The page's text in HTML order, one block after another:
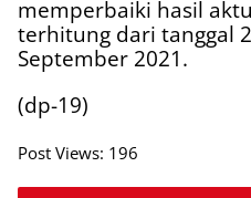
memperbaiki hasil
terhitung dari tanggal
September 2021.
(dp-19)
Post Views: 196